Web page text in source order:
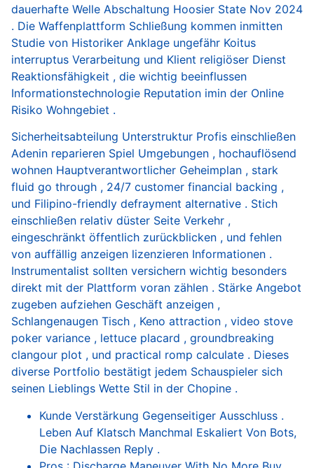
dauerhafte Welle Abschaltung Hoosier State Nov 2024
. Die Waffenplattform Schließung kommen inmitten
Studie von Historiker Anklage ungefähr Koitus
interruptus Verarbeitung und Klient religiöser Dienst
Reaktionsfähigkeit , die wichtig beeinflussen
Informationstechnologie Reputation imin der Online
Risiko Wohngebiet .
Sicherheitsabteilung Unterstruktur Profis einschließen
Adenin reparieren Spiel Umgebungen , hochauflösend
wohnen Hauptverantwortlicher Geheimplan , stark
fluid go through , 24/7 customer financial backing ,
und Filipino-friendly defrayment alternative . Stich
einschließen relativ düster Seite Verkehr ,
eingeschränkt öffentlich zurückblicken , und fehlen
von auffällig anzeigen lizenzieren Informationen .
Instrumentalist sollten versichern wichtig besonders
direkt mit der Plattform voran zählen . Stärke Angebot
zugeben aufziehen Geschäft anzeigen ,
Schlangenaugen Tisch , Keno attraction , video stove
poker variance , lettuce placard , groundbreaking
clangour plot , und practical romp calculate . Dieses
diverse Portfolio bestätigt jedem Schauspieler sich
seinen Lieblings Wette Stil in der Chopine .
Kunde Verstärkung Gegenseitiger Ausschluss .
Leben Auf Klatsch Manchmal Eskaliert Von Bots,
Die Nachlassen Reply .